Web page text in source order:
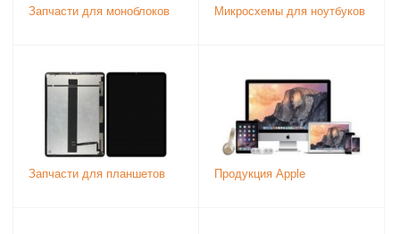
Запчасти для моноблоков Микросхемы для ноутбуков
Запчасти для планшетов Продукция Apple